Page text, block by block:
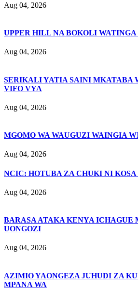
Aug 04, 2026
UPPER HILL NA BOKOLI
Aug 04, 2026
SERIKALI YATIA SAINI MKATABA
VIFO VYA
Aug 04, 2026
MGOMO WA WAUGUZI WAINGIA
Aug 04, 2026
NCIC: HOTUBA ZA CHUKI NI
Aug 04, 2026
BARASA ATAKA KENYA ICHAGUE
UONGOZI
Aug 04, 2026
AZIMIO YAONGEZA JUHUDI ZA
MPANA WA